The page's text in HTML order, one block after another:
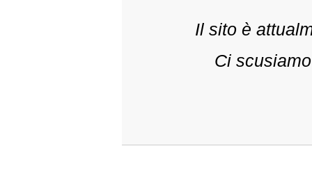
Il sito è
Ci